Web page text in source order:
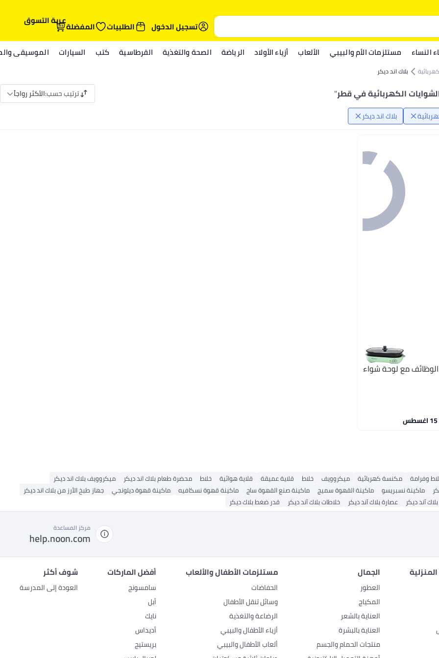
تسجيل الدخول
الطلبيات المفضلةعربة التسوق
النساء مستلزمات الأم والبيبي الألعاب أزياء الأولاد الرياضة الصحة والتغذية القرطاسية كتب السيارات الموسيقى
بلاك اند ديكر
الكهربائية في قطر" ترتيب حسب:الأكثر رواجاً
بلاك اند ديكر
مع لوحة شواء
وفرامة مكنسة كهربائية ميكروويف خلاط قلاية عميقة قلاية هوائية خلاط محضرة طعام بلاك اند ديكر
ميكروويف بلاك اند ديكر
ماكينة نسبريسو ماكينة القهوة سميج ماكينة صنع القهوة ساج ماكينة قهوة نسكافيه ماكينة قهوة ديلونجي
جهاز طبخ الأرز من بلاك اند ديكر
آند ديكر عصارة بلاك آند ديكر خلاطات بلاك آند ديكر قدر ضغط بلاك ديكر
مركز المساعدة
help.noon.com
الجمال
العطور
المكياج
العناية بالشعر
العناية بالبشرة
منتجات الحمام والجسم
مستلزمات الأطفال والألعاب
الحفاضات
وسائل تنقل الأطفال
الرضاعة والتغذية
أزياء الأطفال والبيبي
ألعاب الأطفال والبيبي
أفضل الماركات
سامسونج
أبل
نايك
أديداس
بريستيج
شوف أكثر
العودة إلى المدرسة